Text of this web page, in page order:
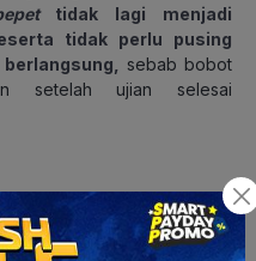
tidak lagi menjadi
tidak perlu pusing
sebab bobot
setelah ujian selesai
Soal IRT
kamu pahami sebelum